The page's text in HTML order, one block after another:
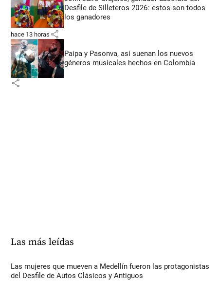
Desfile de Silleteros 2026: estos son todos
los ganadores
hace 13 horas share
Paipa y Pasonva, así suenan los nuevos
géneros musicales hechos en Colombia
share
Las más leídas
Las mujeres que mueven a Medellín fueron las protagonistas
del Desfile de Autos Clásicos y Antiguos